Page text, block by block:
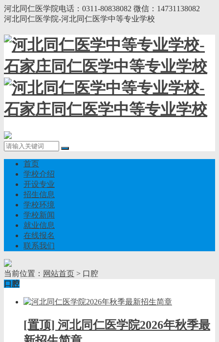
河北同仁医学院电话：0311-80838082 微信：14731138082
河北同仁医学院-河北同仁医学中等专业学校
首页
学校介绍
开设专业
招生信息
学校环境
学校新闻
就业信息
在线报名
联系我们
当前位置： 网站首页 > 口腔
口腔
[置顶] 河北同仁医学院2026年秋季最